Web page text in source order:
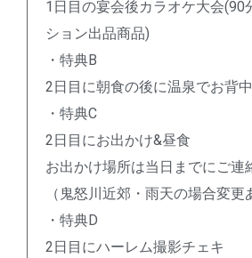
1日目の宴会後カラオケ大会(90
ション出品商品)
・特典B
2日目に朝食の後に温泉でお背
・特典C
2日目にお出かけ&昼食
お出かけ場所は当日までにご連
（鬼怒川近郊・雨天の場合変更
・特典D
2日目にハーレム撮影チェキ